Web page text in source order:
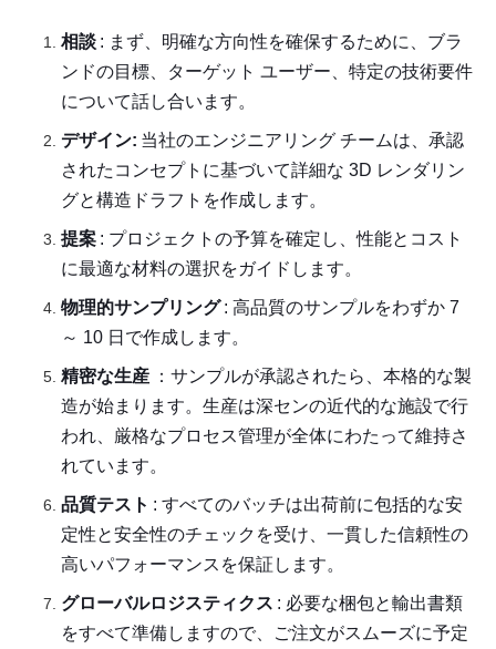
相談 : まず、明確な方向性を確保するために、ブラ
ンドの目標、ターゲット ユーザー、特定の技術要件
について話し合います。
デザイン: 当社のエンジニアリング チームは、承認
されたコンセプトに基づいて詳細な 3D レンダリン
グと構造ドラフトを作成します。
提案 : プロジェクトの予算を確定し、性能とコスト
に最適な材料の選択をガイドします。
物理的サンプリング : 高品質のサンプルをわずか 7
～ 10 日で作成します。
精密な生産 ：サンプルが承認されたら、本格的な製
造が始まります。生産は深センの近代的な施設で行
われ、厳格なプロセス管理が全体にわたって維持さ
れています。
品質テスト : すべてのバッチは出荷前に包括的な安
定性と安全性のチェックを受け、一貫した信頼性の
高いパフォーマンスを保証します。
グローバルロジスティクス : 必要な梱包と輸出書類
をすべて準備しますので、ご注文がスムーズに予定